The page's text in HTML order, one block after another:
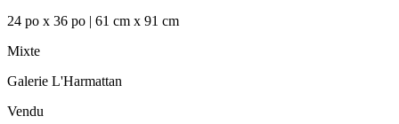
24 po x 36 po | 61 cm x 91 cm
Mixte
Galerie L'Harmattan
Vendu